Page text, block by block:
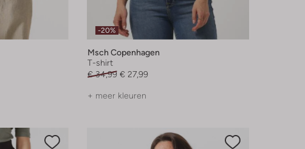
-20%
Msch Copenhagen
T-shirt
€ 34,99 € 27,99
+ meer kleuren